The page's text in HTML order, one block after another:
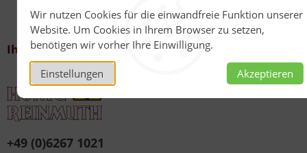
Wir nutzen Cookies für die einwandfreie Funktion unserer
Website. Um Cookies in Ihrem Browser zu setzen,
benötigen wir vorher Ihre Einwilligung.
Einstellungen Akzeptieren
Ihr Kontakt zu uns
+49 (0)6267 1021